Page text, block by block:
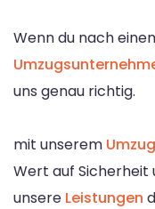
Wenn du nach
uns genau richtig.
mit unserem
Wert auf Sicherheit
unsere Leistungen